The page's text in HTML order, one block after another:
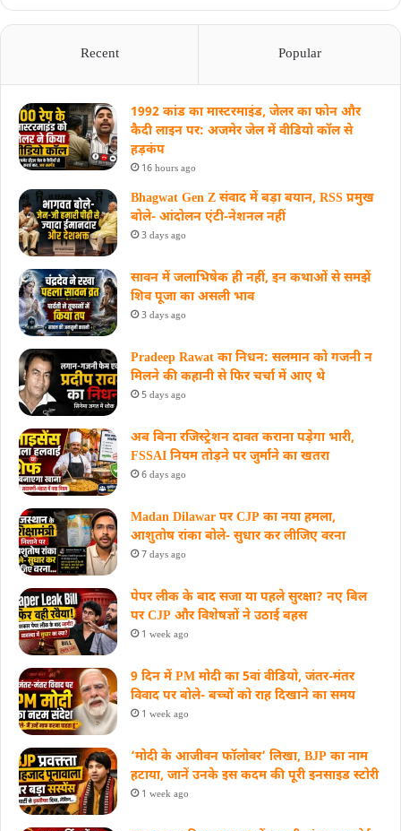
Recent Popular
1992 कांड का मास्टरमाइंड, जेलर का फोन और
कैदी लाइन पर: अजमेर जेल में वीडियो कॉल से
हड़कंप
16 hours ago
Bhagwat Gen Z संवाद में बड़ा बयान, RSS प्रमुख
बोले- आंदोलन एंटी-नेशनल नहीं
3 days ago
सावन में जलाभिषेक ही नहीं, इन कथाओं से समझें
शिव पूजा का असली भाव
3 days ago
Pradeep Rawat का निधन: सलमान को गजनी न
मिलने की कहानी से फिर चर्चा में आए थे
5 days ago
अब बिना रजिस्ट्रेशन दावत कराना पड़ेगा भारी,
FSSAI नियम तोड़ने पर जुर्माने का खतरा
6 days ago
Madan Dilawar पर CJP का नया हमला,
आशुतोष रांका बोले- सुधार कर लीजिए वरना
7 days ago
पेपर लीक के बाद सजा या पहले सुरक्षा? नए बिल
पर CJP और विशेषज्ञों ने उठाई बहस
1 week ago
9 दिन में PM मोदी का 5वां वीडियो, जंतर-मंतर
विवाद पर बोले- बच्चों को राह दिखाने का समय
1 week ago
‘मोदी के आजीवन फॉलोवर’ लिखा, BJP का नाम
हटाया, जानें उनके इस कदम की पूरी इनसाइड स्‍टोरी
1 week ago